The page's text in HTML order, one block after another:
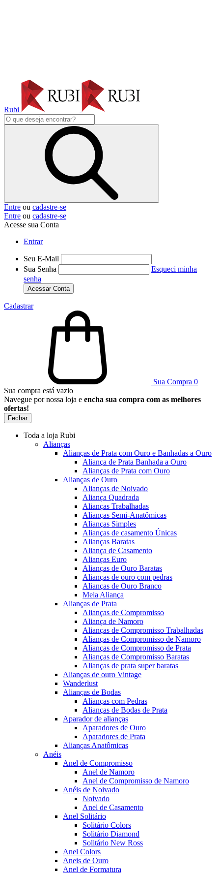
Rubi
Entre ou cadastre-se
Entre ou cadastre-se
Acesse sua Conta
Entrar
Seu E-Mail
Sua Senha
Esqueci minha
senha
Acessar Conta
Cadastrar
Sua Compra 0
Sua compra está vazio
Navegue por nossa loja e encha sua compra com as melhores
ofertas!
Fechar
Toda a loja Rubi
Alianças
Alianças de Prata com Ouro e Banhadas a Ouro
Aliança de Prata Banhada a Ouro
Alianças de Prata com Ouro
Alianças de Ouro
Alianças de Noivado
Aliança Quadrada
Alianças Trabalhadas
Alianças Semi-Anatômicas
Alianças Simples
Alianças de casamento Únicas
Alianças Baratas
Aliança de Casamento
Alianças Euro
Alianças de Ouro Baratas
Alianças de ouro com pedras
Alianças de Ouro Branco
Meia Aliança
Alianças de Prata
Alianças de Compromisso
Aliança de Namoro
Alianças de Compromisso Trabalhadas
Alianças de Compromisso de Namoro
Alianças de Compromisso de Prata
Alianças de Compromisso Baratas
Alianças de prata super baratas
Alianças de ouro Vintage
Wanderlust
Alianças de Bodas
Alianças com Pedras
Alianças de Bodas de Prata
Aparador de alianças
Aparadores de Ouro
Aparadores de Prata
Alianças Anatômicas
Anéis
Anel de Compromisso
Anel de Namoro
Anel de Compromisso de Namoro
Anéis de Noivado
Noivado
Anel de Casamento
Anel Solitário
Solitário Colors
Solitário Diamond
Solitário New Ross
Anel Colors
Aneis de Ouro
Anel de Formatura